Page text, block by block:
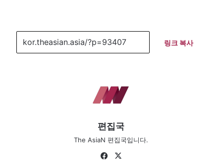
링크 복사
편집국
The AsiaN 편집국입니다.
Fa